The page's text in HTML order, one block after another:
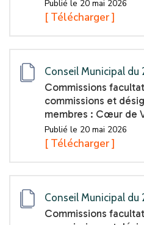
Publié le 20 mai 2026
[ Télécharger ]
Conseil Municipal
Commissions
commissions et
membres : Cœur de
Publié le 20 mai 2026
[ Télécharger ]
Conseil Municipal
Commissions